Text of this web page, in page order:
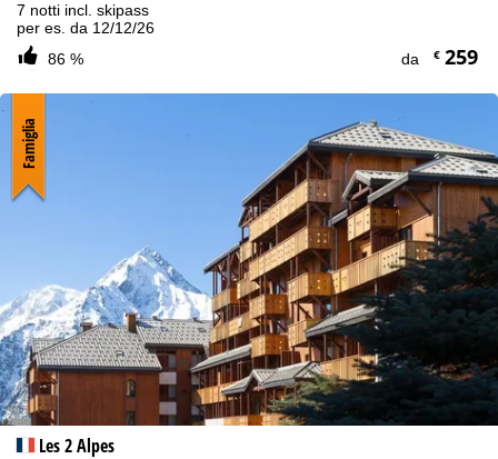
7 notti incl. skipass
per es. da 12/12/26
86 %
da €259
Les 2 Alpes
Famiglia